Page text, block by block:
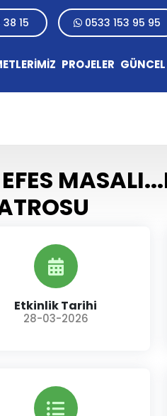
15 0533 153 95 95
PROJELER GÜNCEL
Etkinlik Tarihi
28-03-2026